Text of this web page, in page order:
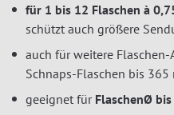
für 1 bis 12 Flaschen à
schützt auch größere
auch für weitere Flaschen-
Schnaps-Flaschen bis 365
geeignet für FlaschenØ